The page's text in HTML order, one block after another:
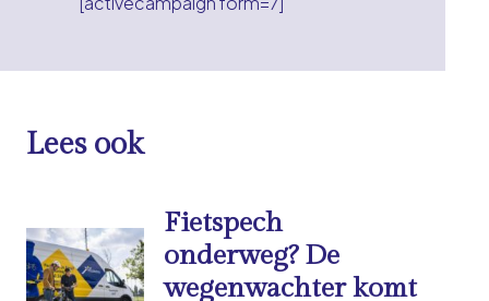
Lees ook
Fietspech
onderweg? De
wegenwachter komt